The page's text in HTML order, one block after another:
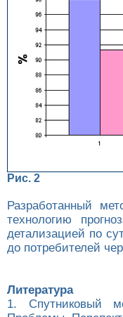
Рис. 2
Разработанный
технологию
детализацией по
до потребителей
Литература
1. Спутниковый